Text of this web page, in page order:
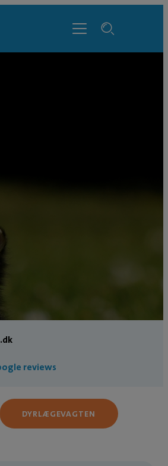
reviews
DYRLÆGEVAGTEN